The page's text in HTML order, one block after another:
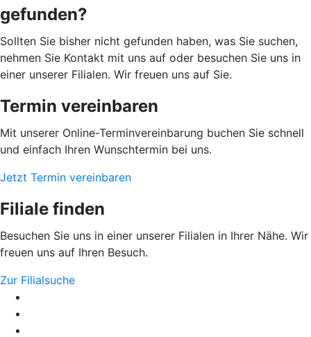
gefunden?
Sollten Sie bisher nicht gefunden haben, was Sie suchen,
nehmen Sie Kontakt mit uns auf oder besuchen Sie uns in
einer unserer Filialen. Wir freuen uns auf Sie.
Termin vereinbaren
Mit unserer Online-Terminvereinbarung buchen Sie schnell
und einfach Ihren Wunschtermin bei uns.
Jetzt Termin vereinbaren
Filiale finden
Besuchen Sie uns in einer unserer Filialen in Ihrer Nähe. Wir
freuen uns auf Ihren Besuch.
Zur Filialsuche